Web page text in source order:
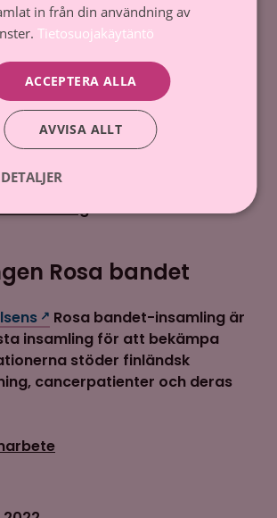
insamling
Rosa bandet
Rosa bandet-insamling är
insamling för att bekämpa
stöder finländsk
cancerpatienter och deras
in från din användning av
Tietosuojakäytäntö
ACCEPTERA ALLA
AVVISA ALLT